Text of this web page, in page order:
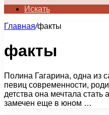
Искать
Главная/факты
факты
Полина Гагарина, одна из
певиц современности,
детства она мечтала стать
замечен еще в юном …